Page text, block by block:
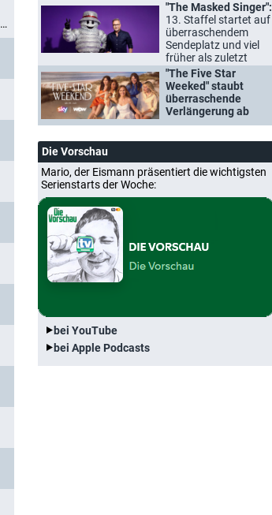
"The Masked Singer":
13. Staffel startet auf
überraschendem
Sendeplatz und viel
früher als zuletzt
"The Five Star
Weeked" staubt
überraschende
Verlängerung ab
Die Vorschau
Mario, der Eismann präsentiert die wichtigsten
Serienstarts der Woche:
bei YouTube
bei Apple Podcasts